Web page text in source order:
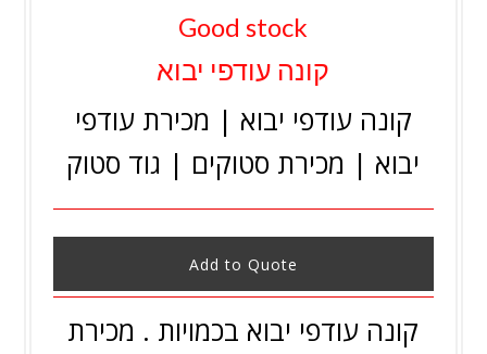
Good stock
קונה עודפי יבוא
קונה עודפי יבוא | מכירת עודפי
יבוא | מכירת סטוקים | גוד סטוק
Add to Quote
קונה עודפי יבוא בכמויות . מכירת